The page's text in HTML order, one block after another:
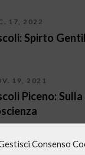
Consenso
17, 2022
Spirto Gentil
19, 2021
Piceno:
27, 2021